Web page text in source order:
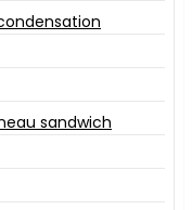
sandwich